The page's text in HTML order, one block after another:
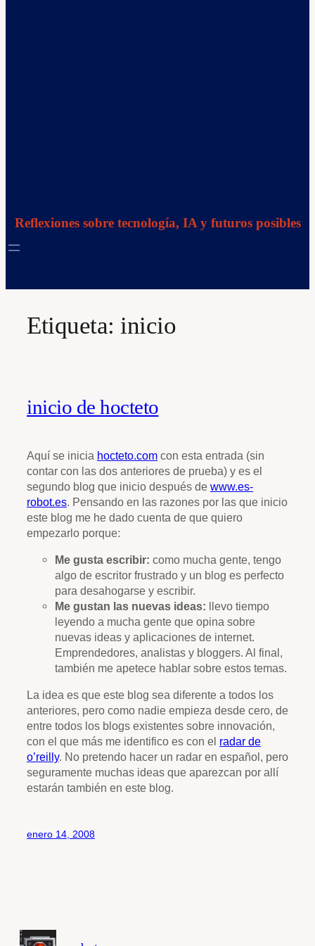
Reflexiones sobre tecnología, IA y futuros posibles
Etiqueta: inicio
inicio de hocteto
Aquí se inicia hocteto.com con esta entrada (sin
contar con las dos anteriores de prueba) y es el
segundo blog que inicio después de www.es-
robot.es. Pensando en las razones por las que inicio
este blog me he dado cuenta de que quiero
empezarlo porque:
Me gusta escribir: como mucha gente, tengo
algo de escritor frustrado y un blog es perfecto
para desahogarse y escribir.
Me gustan las nuevas ideas: llevo tiempo
leyendo a mucha gente que opina sobre
nuevas ideas y aplicaciones de internet.
Emprendedores, analistas y bloggers. Al final,
también me apetece hablar sobre estos temas.
La idea es que este blog sea diferente a todos los
anteriores, pero como nadie empieza desde cero, de
entre todos los blogs existentes sobre innovación,
con el que más me identifico es con el radar de
o’reilly. No pretendo hacer un radar en español, pero
seguramente muchas ideas que aparezcan por allí
estarán también en este blog.
enero 14, 2008